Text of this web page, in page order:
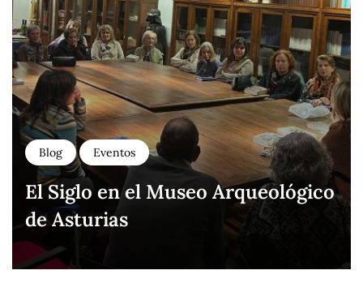
Blog Eventos
El Siglo en el Museo Arqueológico
de Asturias